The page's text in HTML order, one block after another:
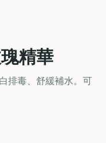
精華
排毒、舒緩補水。可